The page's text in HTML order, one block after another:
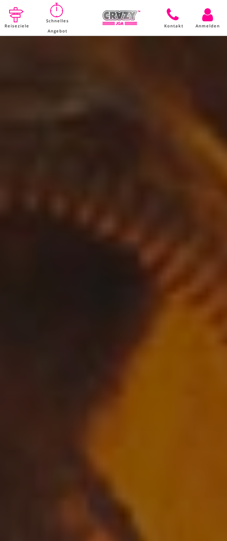
Reiseziele
Schnelles
Angebot
Kontakt Anmelden